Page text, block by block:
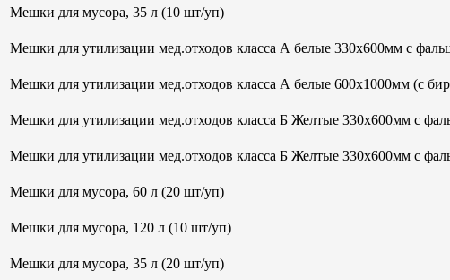
Мешки для мусора, 35 л (10 шт/уп)
Мешки для утилизации мед.отходов класса А белые 330х600мм с
Мешки для утилизации мед.отходов класса А белые 600х1000мм (с
Мешки для утилизации мед.отходов класса Б Желтые 330х600мм с
Мешки для утилизации мед.отходов класса Б Желтые 330х600мм с
Мешки для мусора, 60 л (20 шт/уп)
Мешки для мусора, 120 л (10 шт/уп)
Мешки для мусора, 35 л (20 шт/уп)